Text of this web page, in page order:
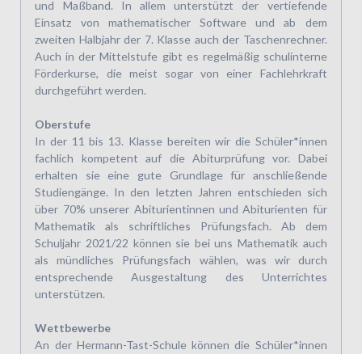
und Maßband. In allem unterstützt der vertiefende
Einsatz von mathematischer Software und ab dem
zweiten Halbjahr der 7. Klasse auch der Taschenrechner.
Auch in der Mittelstufe gibt es regelmäßig schulinterne
Förderkurse, die meist sogar von einer Fachlehrkraft
durchgeführt werden.
Oberstufe
In der 11 bis 13. Klasse bereiten wir die Schüler*innen
fachlich kompetent auf die Abiturprüfung vor. Dabei
erhalten sie eine gute Grundlage für anschließende
Studiengänge. In den letzten Jahren entschieden sich
über 70% unserer Abiturientinnen und Abiturienten für
Mathematik als schriftliches Prüfungsfach. Ab dem
Schuljahr 2021/22 können sie bei uns Mathematik auch
als mündliches Prüfungsfach wählen, was wir durch
entsprechende Ausgestaltung des Unterrichtes
unterstützen.
Wettbewerbe
An der Hermann-Tast-Schule können die Schüler*innen